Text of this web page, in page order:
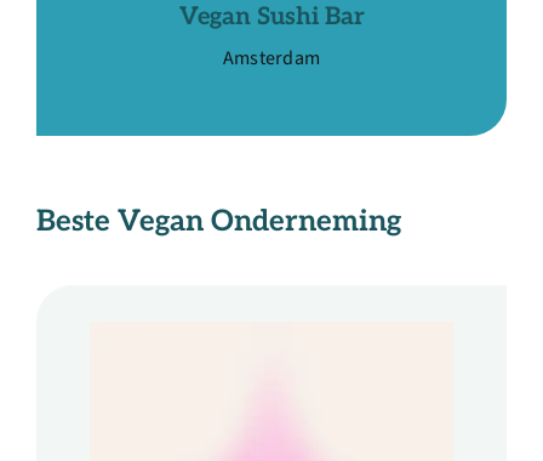
Vegan Sushi Bar
Amsterdam
Beste Vegan Onderneming